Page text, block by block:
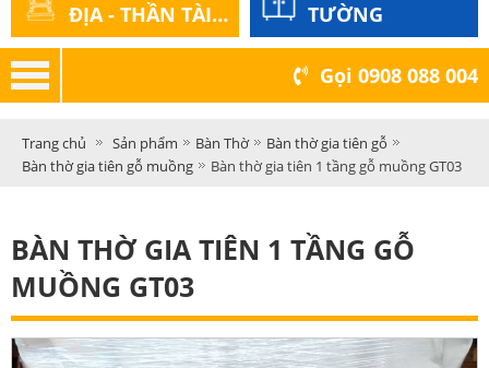
ĐỊA - THẦN TÀI
GỖ
TƯỜNG
Gọi 0908 088 004
Trang chủ Sản phẩm Bàn Thờ
Bàn thờ gia tiên gỗ
Bàn thờ gia tiên gỗ muồng
Bàn thờ gia tiên 1 tầng gỗ muồng GT03
BÀN THỜ GIA TIÊN 1 TẦNG GỖ
MUỒNG GT03